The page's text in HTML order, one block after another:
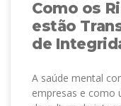
Como os
estão
de
A saúde mental
empresas e como